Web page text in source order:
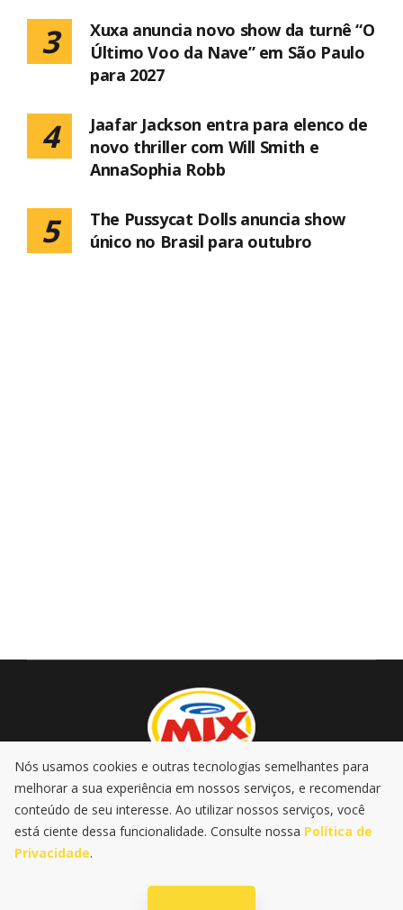
3
Xuxa anuncia novo show da turnê “O
Último Voo da Nave” em São Paulo
para 2027
4
Jaafar Jackson entra para elenco de
novo thriller com Will Smith e
AnnaSophia Robb
5
The Pussycat Dolls anuncia show
único no Brasil para outubro
AO VIVO PROMOÇÕES PODCASTS
MÚSICA
NOTÍCIAS
Política de Privacidade|LGPD|@2025 Rádio Mix FM . Todos os
Nós usamos cookies e outras tecnologias semelhantes para
melhorar a sua experiência em nossos serviços, e recomendar
conteúdo de seu interesse. Ao utilizar nossos serviços, você
está ciente dessa funcionalidade. Consulte nossa Política de
Privacidade.